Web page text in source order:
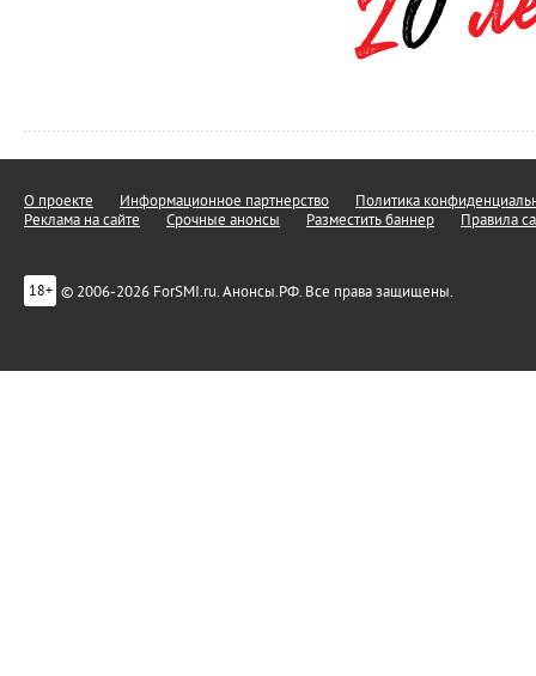
О проекте Информационное партнерство
Политика
Реклама на сайте
Срочные анонсы Разместить баннер Правила
18+ © 2006-2026 ForSMI.ru. Анонсы.РФ. Все права защищены.